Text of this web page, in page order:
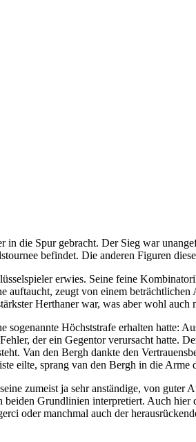
die Spur gebracht. Der Sieg war
befindet. Die anderen Figuren
erwies. Seine feine
auftaucht, zeugt von einem
Herthaner war, was aber wohl auch
sogenannte Höchststrafe erhalten
der ein Gegentor verursacht hatte.
Van den Bergh dankte den
eilte, sprang van den Bergh in die Arme
zumeist ja sehr anständige, von
Grundlinien interpretiert. Auch
oder manchmal auch der